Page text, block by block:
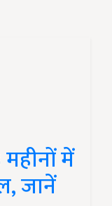
में
जानें